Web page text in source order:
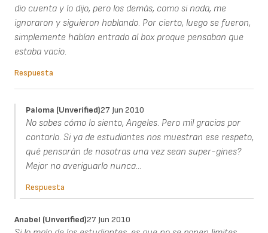
dio cuenta y lo dijo, pero los demás, como si nada, me
ignoraron y siguieron hablando. Por cierto, luego se fueron,
simplemente habían entrado al box proque pensaban que
estaba vacío.
Respuesta
Paloma (unverified)27 Jun 2010
No sabes cómo lo siento, Angeles. Pero mil gracias por
contarlo. Si ya de estudiantes nos muestran ese respeto,
qué pensarán de nosotras una vez sean super-gines?
Mejor no averiguarlo nunca...
Respuesta
Anabel (unverified)27 Jun 2010